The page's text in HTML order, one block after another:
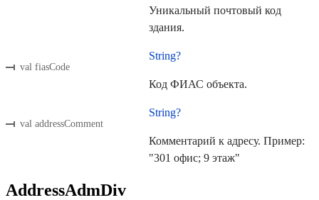
Уникальный почтовый код
здания.
val fiasCode
String?
Код ФИАС объекта.
val addressComment
String?
Комментарий к адресу. Пример:
"301 офис; 9 этаж"
AddressAdmDiv